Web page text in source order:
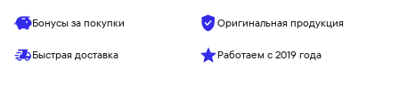
Бонусы за покупки Оригинальная продукция
Быстрая доставка Работаем с 2019 года